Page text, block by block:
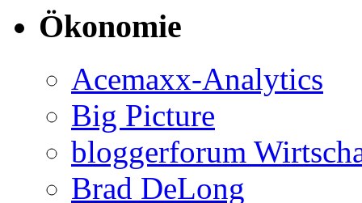
Ökonomie
Acemaxx-Analytics
Big Picture
bloggerforum
Brad DeLong